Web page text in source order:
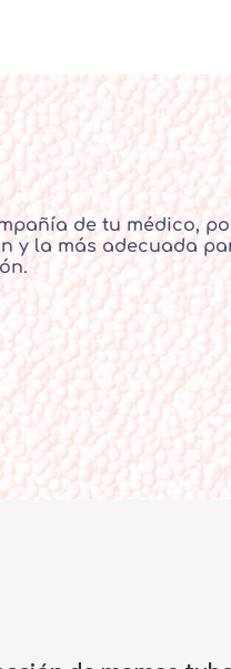
de tu médico,
y la más adecuada